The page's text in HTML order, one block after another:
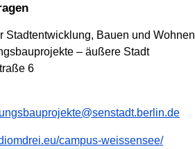
Stadtentwicklung, Bauen und Wohnen
– äußere Stadt
6
campus-weissensee/